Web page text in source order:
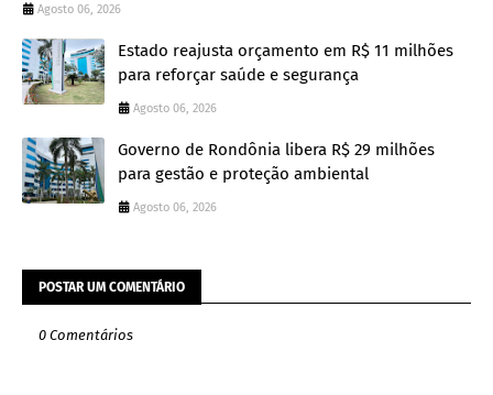
Agosto 06, 2026
Estado reajusta orçamento em R$ 11 milhões
para reforçar saúde e segurança
Agosto 06, 2026
Governo de Rondônia libera R$ 29 milhões
para gestão e proteção ambiental
Agosto 06, 2026
POSTAR UM COMENTÁRIO
0 Comentários